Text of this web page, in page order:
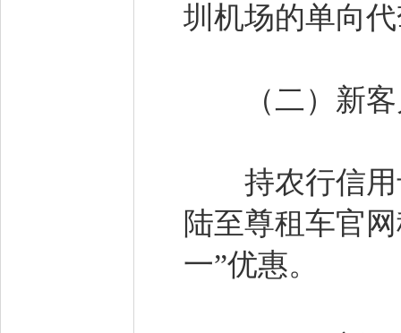
圳机场的单向
（二）新客
持农行信用卡
陆至尊租车官
一”优惠。